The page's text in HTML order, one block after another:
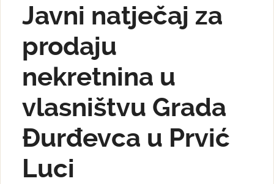
Javni natječaj za
prodaju
nekretnina u
vlasništvu Grada
Đurđevca u Prvić
Luci